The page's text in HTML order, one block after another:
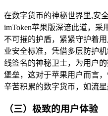
在数字货币的神秘世界里,安
imToken苹果版深谙此道，采
不可摧的护盾，紧紧守护着
业安全标准，凭借多层防护
线签名的神秘卫士，为用户
堡垒，这对于苹果用户而言
辛苦积累的数字货币，如流
（三）极致的用户体验